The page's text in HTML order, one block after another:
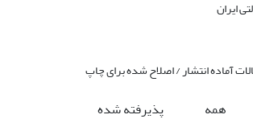
آماده انتشار / اصلاح شده برای چاپ
همه
پذیرفته شده